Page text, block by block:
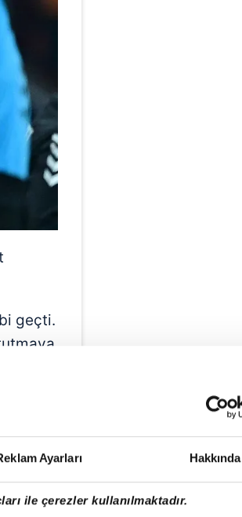
Ayarları Hakkında
ile çerezler kullanılmaktadır.
geçti.
yazık
ki
artık